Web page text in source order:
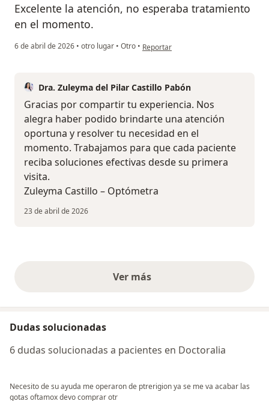
Excelente la atención, no esperaba tratamiento
en el momento.
6 de abril de 2026 • otro lugar • Otro • en opinión del usuario Luis Javier
Reportar
Dra. Zuleyma del Pilar Castillo Pabón
Gracias por compartir tu experiencia. Nos
alegra haber podido brindarte una atención
oportuna y resolver tu necesidad en el
momento. Trabajamos para que cada paciente
reciba soluciones efectivas desde su primera
visita.
Zuleyma Castillo – Optómetra
23 de abril de 2026
Ver másopiniones anteriores
Dudas solucionadas
6 dudas solucionadas a pacientes en Doctoralia
Necesito de su ayuda me operaron de ptrerigion ya se me va acabar las
gotas oftamox devo comprar otr